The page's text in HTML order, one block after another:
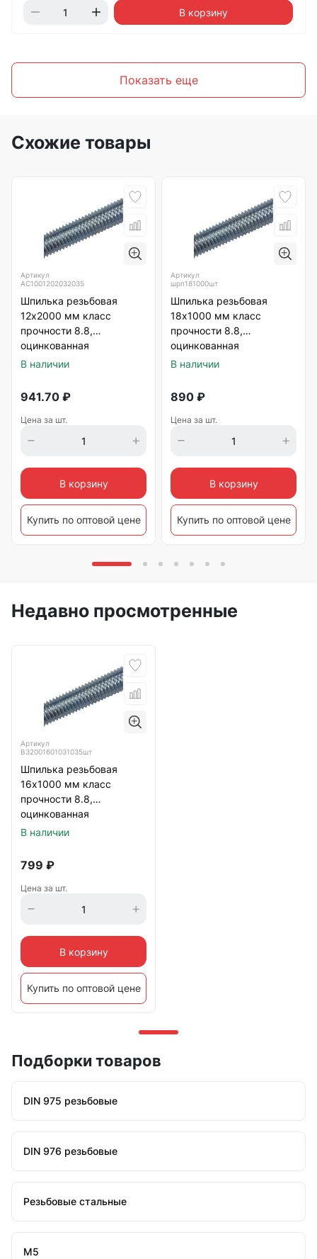
В корзину
Показать еще
Схожие товары
Артикул
АС1001202032035
Шпилька резьбовая
12х2000 мм класс
прочности 8.8,
оцинкованная
В наличии
941.70 ₽
Цена за шт.
В корзину
Купить по оптовой цене
Артикул
шрп181000шт
Шпилька резьбовая
18х1000 мм класс
прочности 8.8,
оцинкованная
В наличии
890 ₽
Цена за шт.
В корзину
Купить по оптовой цене
Недавно просмотренные
Артикул
B32001601031035шт
Шпилька резьбовая
16х1000 мм класс
прочности 8.8,
оцинкованная
В наличии
799 ₽
Цена за шт.
В корзину
Купить по оптовой цене
Подборки товаров
DIN 975 резьбовые
DIN 976 резьбовые
Резьбовые стальные
М5